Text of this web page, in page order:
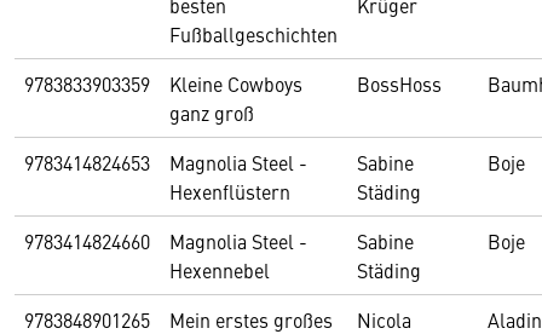
Fußballgeschichten
9783833903359
Kleine Cowboys
ganz groß
BossHoss
9783414824653
Magnolia Steel -
Hexenflüstern
Sabine
Städing
Boje
9783414824660
Magnolia Steel -
Hexennebel
Sabine
Städing
Boje
9783848901265
Mein erstes großes
Nicola
Aladin